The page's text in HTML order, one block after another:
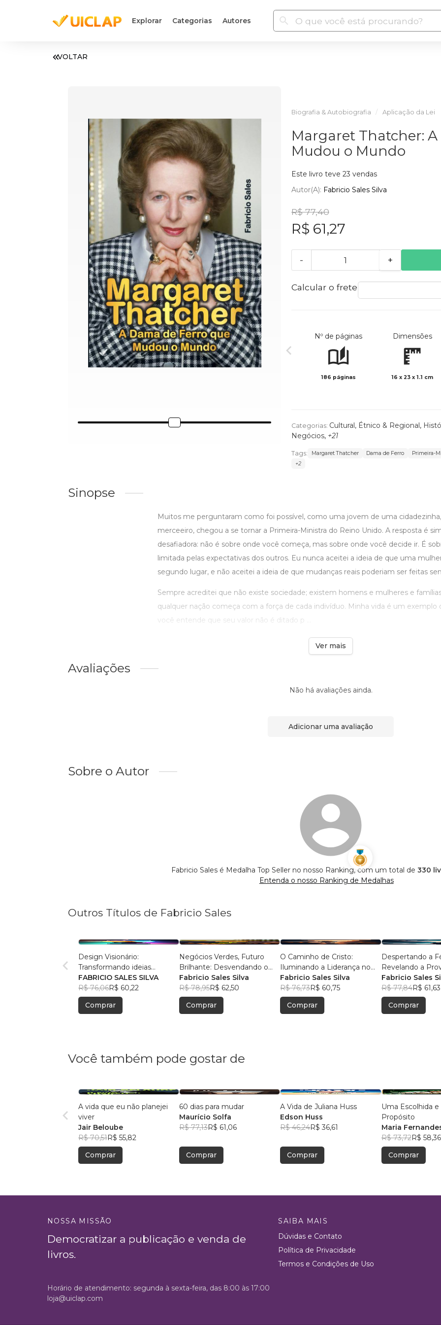
Explorar Categorias Autores
VOLTAR
Biografia & Autobiografia Aplicação da Lei
Margaret Thatcher:
Mudou o Mundo
Este livro teve 23 vendas
Autor(a): Fabricio Sales Silva
R$ 77,40
R$ 61,27
- +
Calcular o frete
Nº de páginas
186 páginas
Dimensões
16 x 23 x 1.1 cm
Categorias: Cultural, Étnico & Regional,
Negócios, +21
Tags: Margaret Thatcher Dama de Ferro Primeira-
+2
Sinopse
Muitos me perguntaram como foi possível, como uma jovem de uma
merceeiro, chegou a se tornar a Primeira-Ministra do Reino Unido. A resposta é
desafiadora: não é sobre onde você começa, mas sobre onde você decide ir. É
limitada pelas expectativas dos outros. Eu nunca aceitei a ideia de que uma
segundo lugar, e não aceitei a ideia de que mudanças reais poderiam ser feitas
Sempre acreditei que não existe sociedade; existem homens e mulheres e
qualquer nação começa com a força de cada indivíduo. Minha vida é um exemplo
você entende que seu valor não é ditado p ...
Ver mais
Avaliações
Não há avaliações ainda.
Adicionar uma avaliação
Sobre o Autor
Fabricio Sales é Medalha Top Seller no nosso Ranking, com um total de 330
Entenda o nosso Ranking de Medalhas
Outros Títulos de Fabricio Sales
Design Visionário:
Transformando ideias
comuns em negócios
extraordinários
FABRICIO SALES SILVA
R$ 76,06R$ 60,22
Comprar
Negócios Verdes, Futuro
Brilhante: Desvendando o
Potencial Sustentável
Fabricio Sales Silva
R$ 78,95R$ 62,50
Comprar
O Caminho de Cristo:
Iluminando a Liderança no
Mundo Moderno
Fabricio Sales Silva
R$ 76,73R$ 60,75
Comprar
Despertando a
Revelando a
Existência de
Fabricio Sales
R$ 77,84R$ 61,63
Comprar
Você também pode gostar de
A vida que eu não planejei
viver
Jair Beloube
R$ 70,51R$ 55,82
Comprar
60 dias para mudar
Maurício Solfa
R$ 77,13R$ 61,06
Comprar
A Vida de Juliana Huss
Edson Huss
R$ 46,24R$ 36,61
Comprar
Uma Escolhida e
Propósito
Maria
R$ 73,72R$ 58,36
Comprar
NOSSA MISSÃO
Democratizar a publicação e venda de
livros.
SAIBA MAIS
Dúvidas e Contato
Política de Privacidade
Termos e Condições de Uso
Horário de atendimento: segunda à sexta-feira, das 8:00 às 17:00
loja@uiclap.com